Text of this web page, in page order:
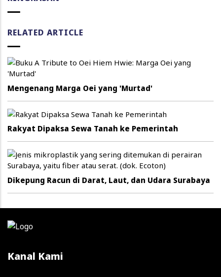
RELATED ARTICLE
Mengenang Marga Oei yang 'Murtad'
Rakyat Dipaksa Sewa Tanah ke Pemerintah
Dikepung Racun di Darat, Laut, dan Udara Surabaya
Kanal Kami